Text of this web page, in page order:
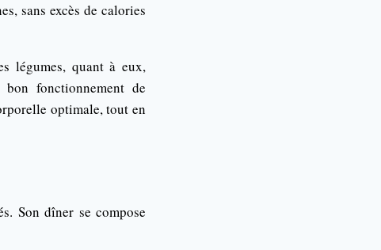
sans excès de calories
légumes, quant à eux,
fonctionnement de
optimale, tout en
Son dîner se compose